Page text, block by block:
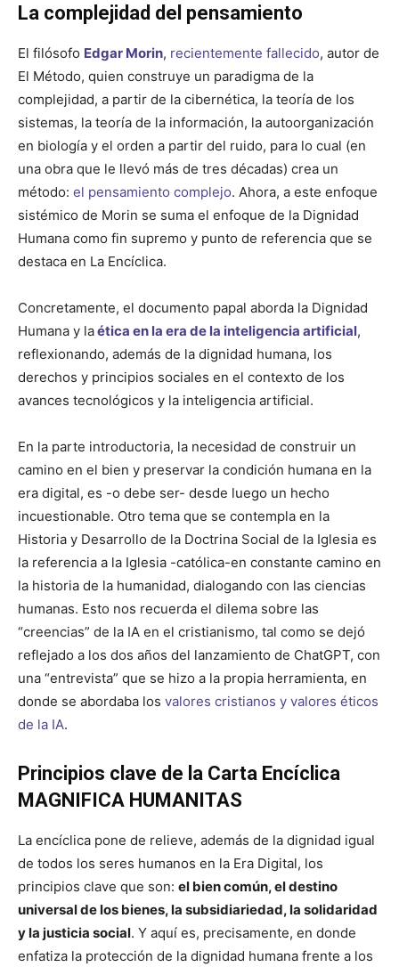
La complejidad del pensamiento
El filósofo Edgar Morin, recientemente fallecido, autor de
El Método, quien construye un paradigma de la
complejidad, a partir de la cibernética, la teoría de los
sistemas, la teoría de la información, la autoorganización
en biología y el orden a partir del ruido, para lo cual (en
una obra que le llevó más de tres décadas) crea un
método: el pensamiento complejo. Ahora, a este enfoque
sistémico de Morin se suma el enfoque de la Dignidad
Humana como fin supremo y punto de referencia que se
destaca en La Encíclica.
Concretamente, el documento papal aborda la Dignidad
Humana y laética en la era de la inteligencia artificial,
reflexionando, además de la dignidad humana, los
derechos y principios sociales en el contexto de los
avances tecnológicos y la inteligencia artificial.
En la parte introductoria, la necesidad de construir un
camino en el bien y preservar la condición humana en la
era digital, es -o debe ser- desde luego un hecho
incuestionable. Otro tema que se contempla en la
Historia y Desarrollo de la Doctrina Social de la Iglesia es
la referencia a la Iglesia -católica-en constante camino en
la historia de la humanidad, dialogando con las ciencias
humanas. Esto nos recuerda el dilema sobre las
“creencias” de la IA en el cristianismo, tal como se dejó
reflejado a los dos años del lanzamiento de ChatGPT, con
una “entrevista” que se hizo a la propia herramienta, en
donde se abordaba los valores cristianos y valores éticos
de la IA.
Principios clave de la Carta Encíclica
MAGNIFICA HUMANITAS
La encíclica pone de relieve, además de la dignidad igual
de todos los seres humanos en la Era Digital, los
principios clave que son: el bien común, el destino
universal de los bienes, la subsidiariedad, la solidaridad
y la justicia social. Y aquí es, precisamente, en donde
enfatiza la protección de la dignidad humana frente a los